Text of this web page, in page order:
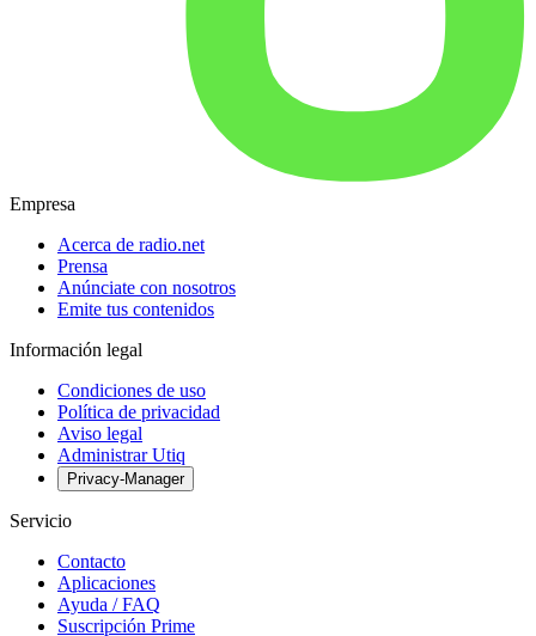
Empresa
Acerca de radio.net
Prensa
Anúnciate con nosotros
Emite tus contenidos
Información legal
Condiciones de uso
Política de privacidad
Aviso legal
Administrar Utiq
Privacy-Manager
Servicio
Contacto
Aplicaciones
Ayuda / FAQ
Suscripción Prime